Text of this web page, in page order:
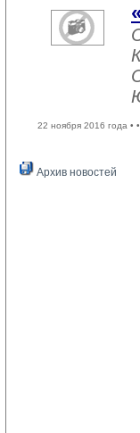
22 ноября 2016 года •
Архив новостей